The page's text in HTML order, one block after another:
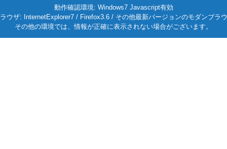
動作確認環境: Windows7 Javascript有効
ウザ: InternetExplorer7 / Firefox3.6 / その他最新バージョンのモダンブラ
その他の環境では、情報が正確に表示されない場合がございます。